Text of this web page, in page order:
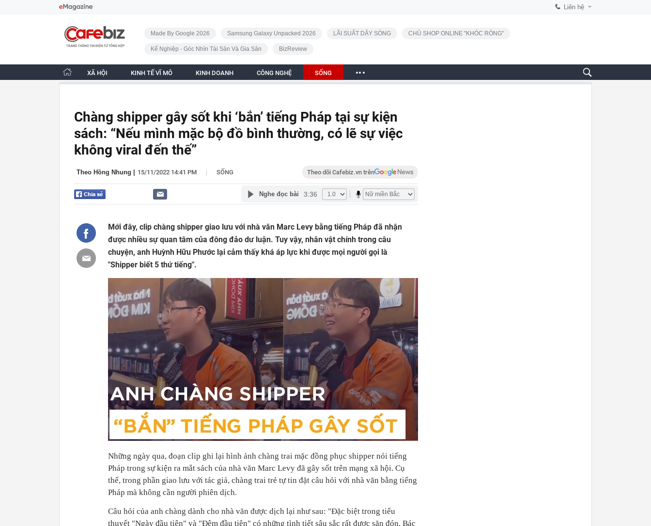
Liên hệ
CafeBiz - Trang chủ
Made By Google 2026 Samsung Galaxy Unpacked 2026 LÃI SUẤT DẬY SÓNG CHỦ SHOP ONLINE "KHÓC RÒNG"
Kế Nghiệp - Góc Nhìn Tài Sản Và Gia Sản BizReview
XÃ HỘI KINH TẾ VĨ MÔ KINH DOANH CÔNG NGHỆ SỐNG
Chàng shipper gây sốt khi ‘bắn’ tiếng Pháp tại sự kiện
sách: “Nếu mình mặc bộ đồ bình thường, có lẽ sự việc
không viral đến thế”
Theo Hồng Nhung 15/11/2022 14:41 PM | SỐNG Theo dõi Cafebiz.vn trên
Nghe đọc bài 3:36
Mới đây, clip chàng shipper giao lưu với nhà văn Marc Levy bằng tiếng Pháp đã nhận
được nhiều sự quan tâm của đông đảo dư luận. Tuy vậy, nhân vật chính trong câu
chuyện, anh Huỳnh Hữu Phước lại cảm thấy khá áp lực khi được mọi người gọi là
"Shipper biết 5 thứ tiếng".
Những ngày qua, đoạn clip ghi lại hình ảnh chàng trai mặc đồng phục shipper nói tiếng
Pháp trong sự kiện ra mắt sách của nhà văn Marc Levy đã gây sốt trên mạng xã hội. Cụ
thể, trong phần giao lưu với tác giả, chàng trai trẻ tự tin đặt câu hỏi với nhà văn bằng tiếng
Pháp mà không cần người phiên dịch.
Câu hỏi của anh chàng dành cho nhà văn được dịch lại như sau: "Đặc biệt trong tiểu
thuyết "Ngày đầu tiên" và "Đêm đầu tiên" có những tình tiết sâu sắc rất được săn đón. Bác